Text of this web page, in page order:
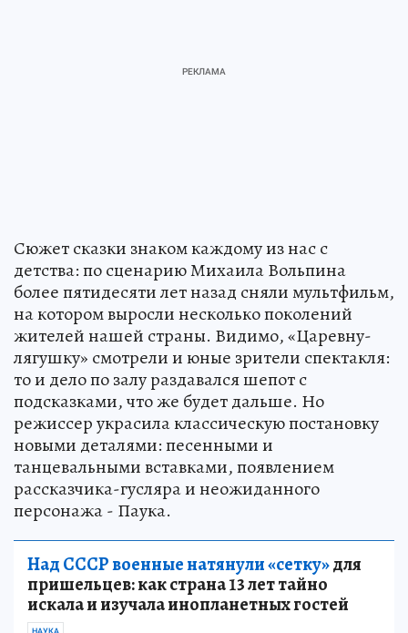
Сюжет сказки знаком каждому из нас с
детства: по сценарию Михаила Вольпина
более пятидесяти лет назад сняли мультфильм,
на котором выросли несколько поколений
жителей нашей страны. Видимо, «Царевну-
лягушку» смотрели и юные зрители спектакля:
то и дело по залу раздавался шепот с
подсказками, что же будет дальше. Но
режиссер украсила классическую постановку
новыми деталями: песенными и
танцевальными вставками, появлением
рассказчика-гусляра и неожиданного
персонажа - Паука.
Над СССР военные натянули «сетку»для
пришельцев: как страна 13 лет тайно
искала и изучала инопланетных гостей
НАУКА